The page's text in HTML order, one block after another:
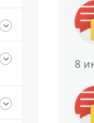
8